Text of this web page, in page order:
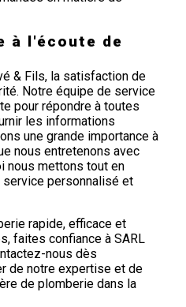
à l'écoute de
& Fils, la satisfaction de
Notre équipe de service
pour répondre à toutes
les informations
une grande importance à
nous entretenons avec
nous mettons tout en
personnalisé et
rapide, efficace et
faites confiance à SARL
nous dès
de notre expertise et de
de plomberie dans la